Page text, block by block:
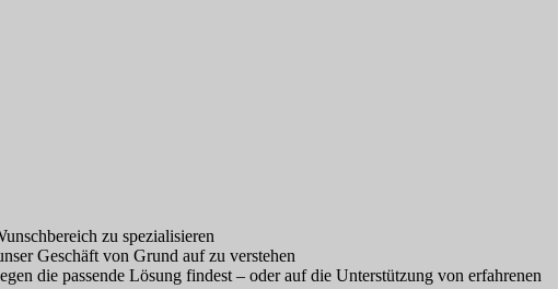
zu spezialisieren
Geschäft von Grund auf zu verstehen
die passende Lösung findest – oder auf die Unterstützung von erfahrenen